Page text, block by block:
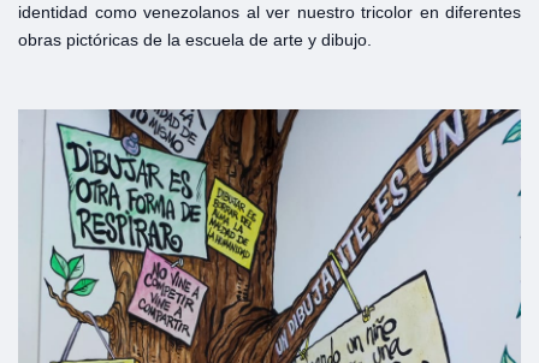
identidad como venezolanos al ver nuestro tricolor en diferentes
obras pictóricas de la escuela de arte y dibujo.